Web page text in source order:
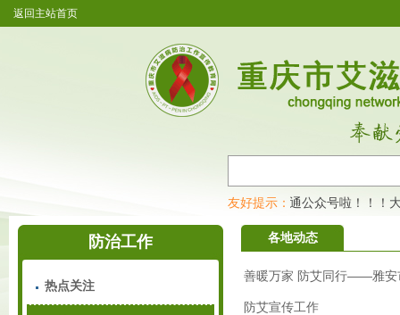
返回主站首页
友好提示：
重庆市艾滋病防治工作宣传教育网开通公众号啦！！！
防治工作
热点关注
各地动态
善暖万家 防艾同行——雅安
防艾宣传工作